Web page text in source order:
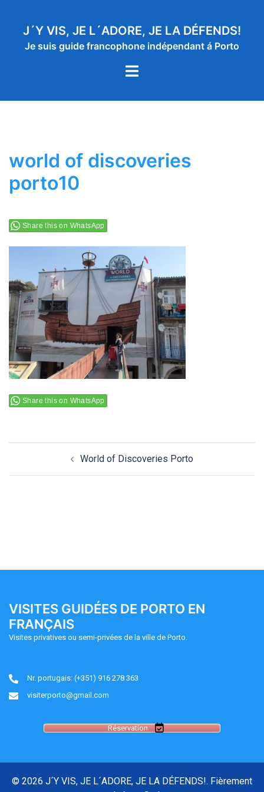
contenuJ´Y VIS, JE L´ADORE, JE LA DÉFENDS!
Je suis guide francophone indépendant á Porto
Ouvrir/fermer
world of discoveries
porto10
Share this on WhatsApp
Share this on WhatsApp
World of Discoveries Porto
VISITES GUIDÉES DE PORTO EN
FRANÇAIS
Visites privatives ou semi-privées de la ville de Porto.
Nr. portugais: (+351) 916 278 363
visiterporto@gmail.com
Réservation
© 2026 J´Y VIS, JE L´ADORE, JE LA DÉFENDS!. Fièrement